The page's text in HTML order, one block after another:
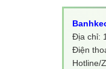
Địa chỉ:
Điện
Hotline/